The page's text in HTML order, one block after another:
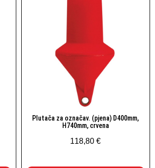
Brzi pogled
Plutača za označav. (pjena) D400mm,
H740mm, crvena
118,80 €